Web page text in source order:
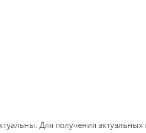
Для получения